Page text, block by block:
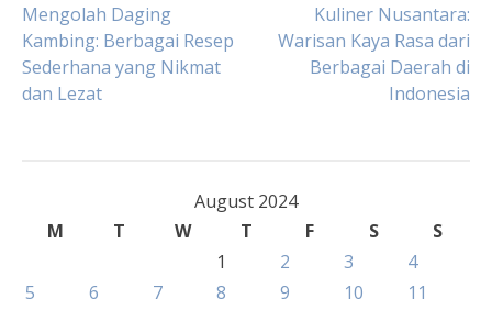
Post
navigation
Mengolah Daging
Kambing: Berbagai Resep
Sederhana yang Nikmat
dan Lezat
Kuliner Nusantara:
Warisan Kaya Rasa dari
Berbagai Daerah di
Indonesia
August 2024
M
T W T F S
S
1
2 3
4
5
6 7 8 9 10
11